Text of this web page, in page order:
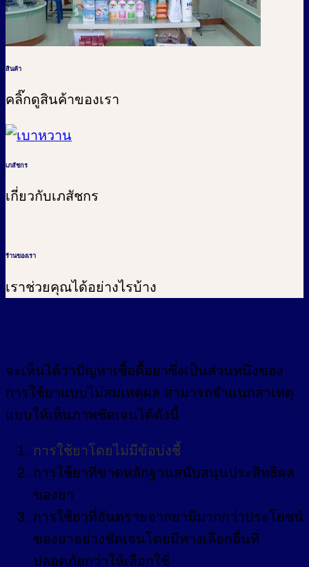
สินค้า
คลิ๊กดูสินค้าของเรา
เภสัชกร
เกี่ยวกับเภสัชกร
ร้านของเรา
เราช่วยคุณได้อย่างไรบ้าง
จะเห็นได้ว่าปัญหาเชื้อดื้อยาซึ่งเป็นส่วนหนึ่งของ
การใช้ยาแบบไม่สมเหตุผล สามารถจำแนกสาเหตุ
แบบให้เห็นภาพชัดเจนได้ดังนี้
การใช้ยาโดยไม่มีข้อบ่งชี้
การใช้ยาที่ขาดหลักฐานสนับสนุนประสิทธิผล
ของยา
การใช้ยาที่อันตรายจากยามีมากกว่าประโยชน์
ของยาอย่างชัดเจนโดยมีทางเลือกอื่นที่
ปลอดภัยกว่าให้เลือกใช้